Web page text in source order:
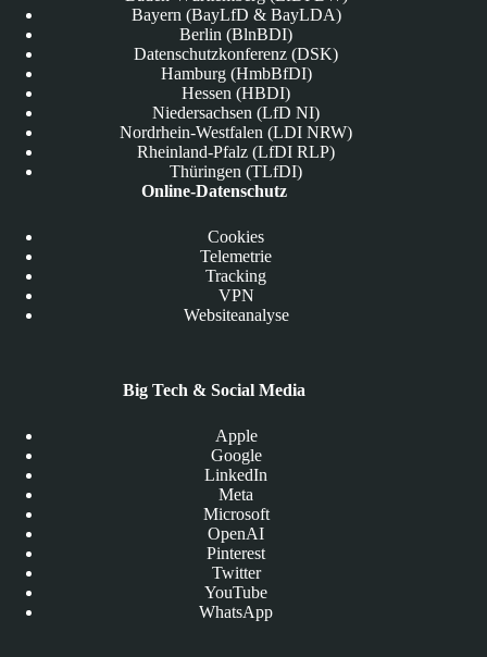
Bayern (BayLfD & BayLDA)
Berlin (BlnBDI)
Datenschutzkonferenz (DSK)
Hamburg (HmbBfDI)
Hessen (HBDI)
Niedersachsen (LfD NI)
Nordrhein-Westfalen (LDI NRW)
Rheinland-Pfalz (LfDI RLP)
Thüringen (TLfDI)
Online-Datenschutz
Cookies
Telemetrie
Tracking
VPN
Websiteanalyse
Big Tech & Social Media
Apple
Google
LinkedIn
Meta
Microsoft
OpenAI
Pinterest
Twitter
YouTube
WhatsApp